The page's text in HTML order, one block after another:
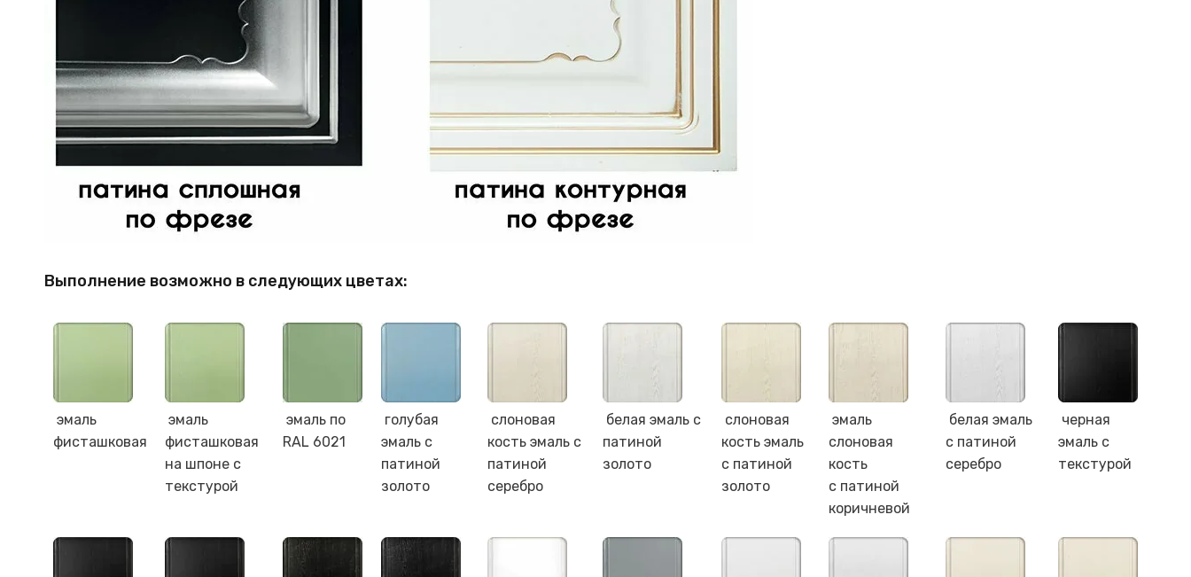
Выполнение возможно в следующих цветах:
эмаль
фисташковая
эмаль
фисташковая
на шпоне с
текстурой
эмаль по
RAL 6021
голубая
эмаль с
патиной
золото
слоновая
кость эмаль с
патиной
серебро
белая эмаль с
патиной
золото
слоновая
кость эмаль
с патиной
золото
эмаль
слоновая
кость
с патиной
коричневой
белая эмаль
с патиной
серебро
черная
эмаль с
текстурой